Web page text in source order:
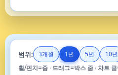
범위: 3개월 1년 5년 10년
휠/핀치=줌 · 드래그=박스 줌 · 차트